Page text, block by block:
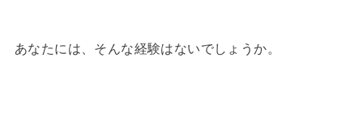
あなたには、そんな経験はないでしょうか。